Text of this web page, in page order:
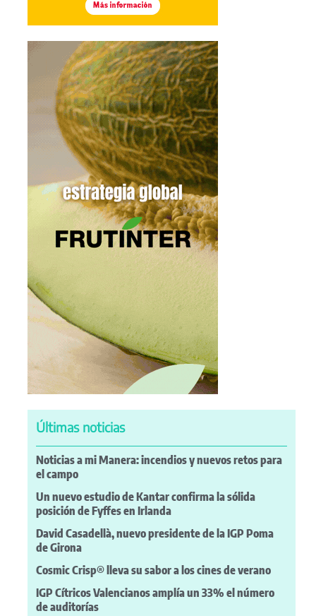
Últimas noticias
Noticias a mi Manera: incendios y nuevos retos para
el campo
Un nuevo estudio de Kantar confirma la sólida
posición de Fyffes en Irlanda
David Casadellà, nuevo presidente de la IGP Poma
de Girona
Cosmic Crisp® lleva su sabor a los cines de verano
IGP Cítricos Valencianos amplía un 33% el número
de auditorías